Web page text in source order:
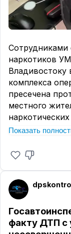
Сотрудниками
наркотиков
Владивостоку
комплекса
пресечена
местного
В ходе
жителя
незаконному
территории
При обыске
проживал
обнаружили и
ламинатор для
Показать
факту ДТП с